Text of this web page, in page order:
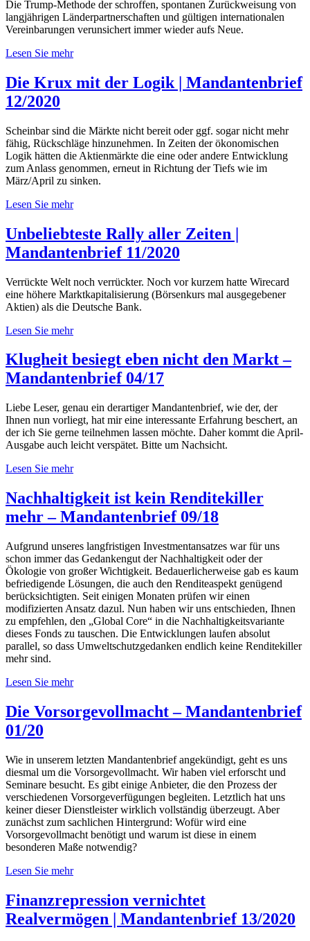
Die Trump-Methode der schroffen, spontanen Zurückweisung von
langjährigen Länderpartnerschaften und gültigen internationalen
Vereinbarungen verunsichert immer wieder aufs Neue.
Lesen Sie mehr
Die Krux mit der Logik | Mandantenbrief
12/2020
Scheinbar sind die Märkte nicht bereit oder ggf. sogar nicht mehr
fähig, Rückschläge hinzunehmen. In Zeiten der ökonomischen
Logik hätten die Aktienmärkte die eine oder andere Entwicklung
zum Anlass genommen, erneut in Richtung der Tiefs wie im
März/April zu sinken.
Lesen Sie mehr
Unbeliebteste Rally aller Zeiten |
Mandantenbrief 11/2020
Verrückte Welt noch verrückter. Noch vor kurzem hatte Wirecard
eine höhere Marktkapitalisierung (Börsenkurs mal ausgegebener
Aktien) als die Deutsche Bank.
Lesen Sie mehr
Klugheit besiegt eben nicht den Markt –
Mandantenbrief 04/17
Liebe Leser, genau ein derartiger Mandantenbrief, wie der, der
Ihnen nun vorliegt, hat mir eine interessante Erfahrung beschert, an
der ich Sie gerne teilnehmen lassen möchte. Daher kommt die April-
Ausgabe auch leicht verspätet. Bitte um Nachsicht.
Lesen Sie mehr
Nachhaltigkeit ist kein Renditekiller
mehr – Mandantenbrief 09/18
Aufgrund unseres langfristigen Investmentansatzes war für uns
schon immer das Gedankengut der Nachhaltigkeit oder der
Ökologie von großer Wichtigkeit. Bedauerlicherweise gab es kaum
befriedigende Lösungen, die auch den Renditeaspekt genügend
berücksichtigten. Seit einigen Monaten prüfen wir einen
modifizierten Ansatz dazul. Nun haben wir uns entschieden, Ihnen
zu empfehlen, den „Global Core“ in die Nachhaltigkeitsvariante
dieses Fonds zu tauschen. Die Entwicklungen laufen absolut
parallel, so dass Umweltschutzgedanken endlich keine Renditekiller
mehr sind.
Lesen Sie mehr
Die Vorsorgevollmacht – Mandantenbrief
01/20
Wie in unserem letzten Mandantenbrief angekündigt, geht es uns
diesmal um die Vorsorgevollmacht. Wir haben viel erforscht und
Seminare besucht. Es gibt einige Anbieter, die den Prozess der
verschiedenen Vorsorgeverfügungen begleiten. Letztlich hat uns
keiner dieser Dienstleister wirklich vollständig überzeugt. Aber
zunächst zum sachlichen Hintergrund: Wofür wird eine
Vorsorgevollmacht benötigt und warum ist diese in einem
besonderen Maße notwendig?
Lesen Sie mehr
Finanzrepression vernichtet
Realvermögen | Mandantenbrief 13/2020